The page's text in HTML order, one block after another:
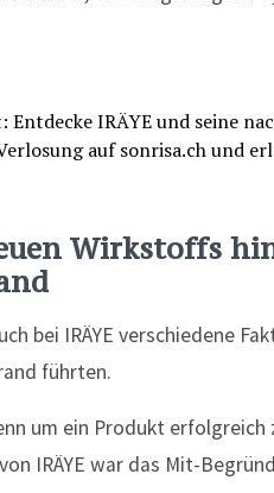
Wirkstoffs
bei IRÄYE verschiedene
führten.
um ein Produkt erfolgreich
IRÄYE war das Mit-